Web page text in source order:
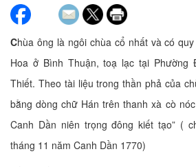
Chùa ông là ngôi chùa cổ nhất và có
Hoa ở Bình Thuận, toạ lạc tại Phường
Thiết. Theo tài liệu trong thần phả của
bằng dòng chữ Hán trên thanh xà cò
Canh Dần niên trọng đông kiết tạo” (
tháng 11 năm Canh Dần 1770)